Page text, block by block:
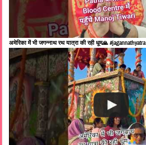
अमेरिका में भी जगन्नाथ रथ यात्रा की रही धूम🙏 #jagannathyatra